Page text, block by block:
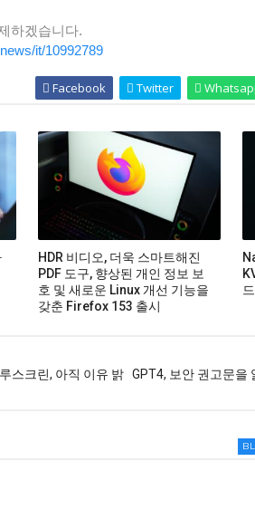
하겠습니다.
it/10992789
Facebook Twitter
HDR 비디오, 더욱 스마트해진
PDF 도구, 향상된 개인 정보 보
호 및 새로운 Linux 개선 기능을
갖춘 Firefox 153 출시
GPT4, 보안 권고문을
스크린, 아직 이유 밝